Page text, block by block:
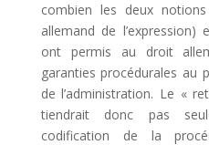
combien les deux
allemand de
ont permis au droit
garanties procédurales au
de l’administration. Le «
tiendrait donc pas
codification de la